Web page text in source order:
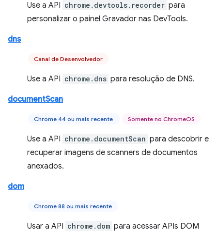
Use a API chrome.devtools.recorder para
personalizar o painel Gravador nas DevTools.
dns
Canal de Desenvolvedor
Use a API chrome.dns para resolução de DNS.
documentScan
Chrome 44 ou mais recente Somente no ChromeOS
Use a API chrome.documentScan para descobrir e
recuperar imagens de scanners de documentos
anexados.
dom
Chrome 88 ou mais recente
Usar a API chrome.dom para acessar APIs DOM